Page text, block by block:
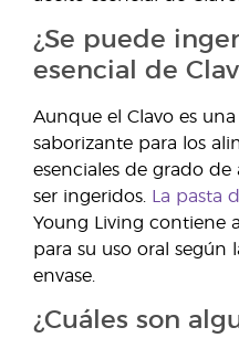
¿Se puede
esencial de
Aunque el Clavo es
saborizante para los
esenciales de grado
ser ingeridos. La pasta
Young Living contiene
para su uso oral según
envase.
¿Cuáles son